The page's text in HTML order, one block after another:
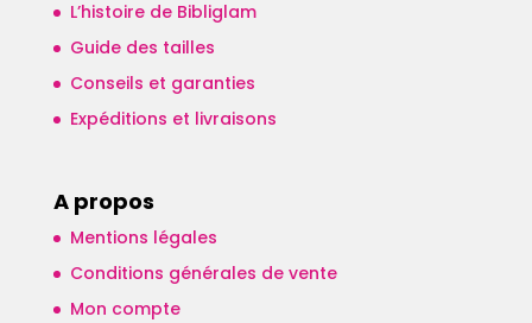
L’histoire de Bibliglam
Guide des tailles
Conseils et garanties
Expéditions et livraisons
A propos
Mentions légales
Conditions générales de vente
Mon compte